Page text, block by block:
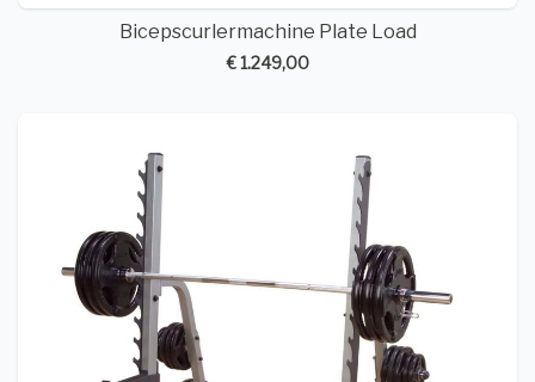
Bicepscurlermachine Plate Load
€ 1.249,00